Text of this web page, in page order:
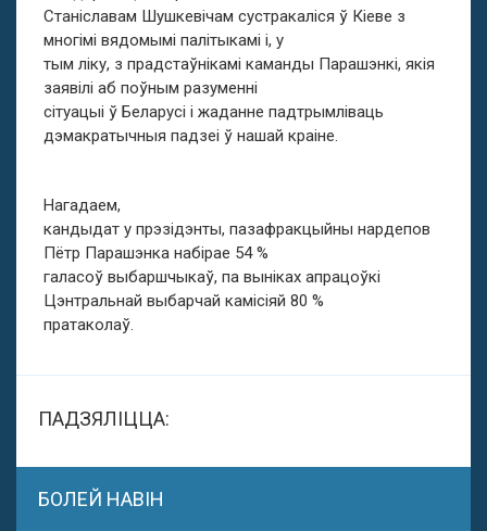
Станіславам Шушкевічам сустракаліся ў Кіеве з
многімі вядомымі палітыкамі і, у
тым ліку, з прадстаўнікамі каманды Парашэнкі, якія
заявілі аб поўным разуменні
сітуацыі ў Беларусі і жаданне падтрымліваць
дэмакратычныя падзеі ў нашай краіне.
Нагадаем,
кандыдат у прэзідэнты, пазафракцыйны нардепов
Пётр Парашэнка набірае 54 %
галасоў выбаршчыкаў, па выніках апрацоўкі
Цэнтральнай выбарчай камісіяй 80 %
пратаколаў.
ПАДЗЯЛІЦЦА:
БОЛЕЙ НАВІН